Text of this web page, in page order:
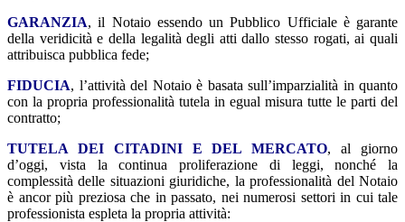
GARANZIA, il Notaio essendo un Pubblico Ufficiale è garante
della veridicità e della legalità degli atti dallo stesso rogati, ai quali
attribuisca pubblica fede;
FIDUCIA, l’attività del Notaio è basata sull’imparzialità in quanto
con la propria professionalità tutela in egual misura tutte le parti del
contratto;
TUTELA DEI CITADINI E DEL MERCATO, al giorno
d’oggi, vista la continua proliferazione di leggi, nonché la
complessità delle situazioni giuridiche, la professionalità del Notaio
è ancor più preziosa che in passato, nei numerosi settori in cui tale
professionista espleta la propria attività: